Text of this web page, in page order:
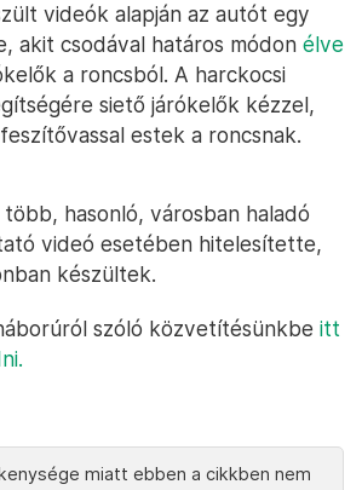
videók alapján az autót egy
akit csodával határos módon élve
a roncsból. A harckocsi
siető járókelők kézzel,
estek a roncsnak.
hasonló, városban haladó
videó esetében hitelesítette,
készültek.
szóló közvetítésünkbe itt
miatt ebben a cikkben nem